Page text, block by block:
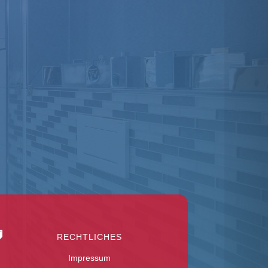
RECHTLICHES
Impressum